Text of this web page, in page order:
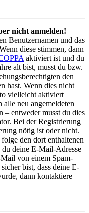
nicht anmelden!
Benutzernamen und das
diese stimmen, dann
aktiviert ist und du
alt bist, musst du bzw.
den
hast. Wenn dies nicht
vielleicht aktiviert
alle neu angemeldeten
– entweder musst du dies
Bei der Registrierung
nötig ist oder nicht.
den dort enthaltenen
deine E-Mail-Adresse
von einem Spam-
bist, dass deine E-
dann kontaktiere